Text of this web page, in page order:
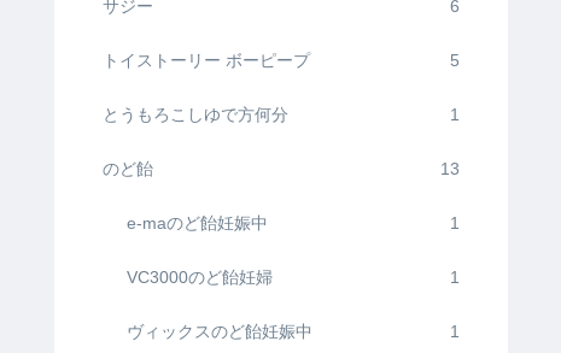
サジー 6
トイストーリー ボーピープ 5
とうもろこしゆで方何分 1
のど飴 13
e-maのど飴妊娠中 1
VC3000のど飴妊婦 1
ヴィックスのど飴妊娠中 1